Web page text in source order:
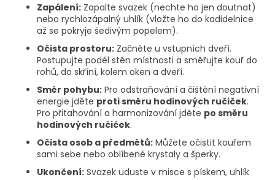
Zapálení: Zapalte svazek (nechte ho jen doutnat)
nebo rychlozápalný uhlík (vložte ho do kadidelnice
až se pokryje šedivým popelem).
Očista prostoru: Začněte u vstupních dveří.
Postupujte podél stěn místnosti a směřujte kouř do
rohů, do skříní, kolem oken a dveří.
Směr pohybu: Pro odstraňování a čištění negativní
energie jděte proti směru hodinových ručiček.
Pro přitahování a harmonizování jděte po směru
hodinových ručiček.
Očista osob a předmětů: Můžete očistit kouřem
sami sebe nebo oblíbené krystaly a šperky.
Ukončení: Svazek uduste v misce s pískem, uhlík